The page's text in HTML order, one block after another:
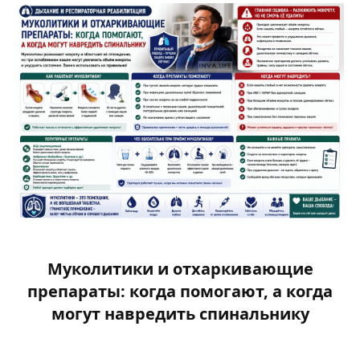
Муколитики и отхаркивающие
препараты: когда помогают, а когда
могут навредить спинальнику​